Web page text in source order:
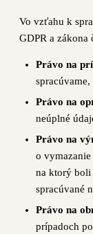
Vo vzťahu k
GDPR a zákona
Právo na
Právo na
neúplné
Právo na
o
na ktorý boli
spracúvané
Právo na
prípadoch